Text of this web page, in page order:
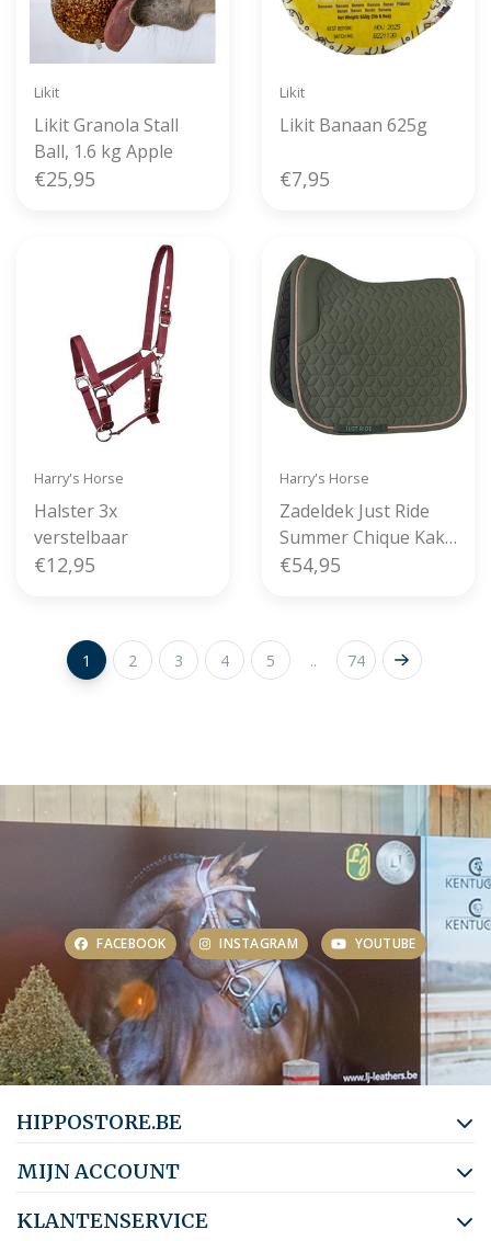
Likit
Likit Granola Stall
Ball, 1.6 kg Apple
€25,95
Likit
Likit Banaan 625g
€7,95
Harry's Horse
Halster 3x
verstelbaar
€12,95
Harry's Horse
Zadeldek Just Ride
Summer Chique Kaki
Full Jump
€54,95
1 2 3 4 5 .. 74
FACEBOOK INSTAGRAM YOUTUBE
HIPPOSTORE.BE
MIJN ACCOUNT
KLANTENSERVICE